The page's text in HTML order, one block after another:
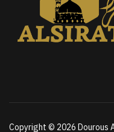
Copyright © 2026 Dourous